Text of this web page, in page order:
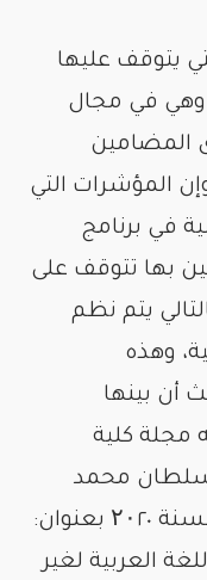
يتوقف عليها
وهي في مجال
المضامين
المؤشرات التي
في برنامج
بها تتوقف على
يتم نظم
وهذه
أن بينها
مجلة كلية
محمد
الفاتح الوقفية في العدد الثاني لسنة ۲۰٢٠ بعنوان:
العربية لغير